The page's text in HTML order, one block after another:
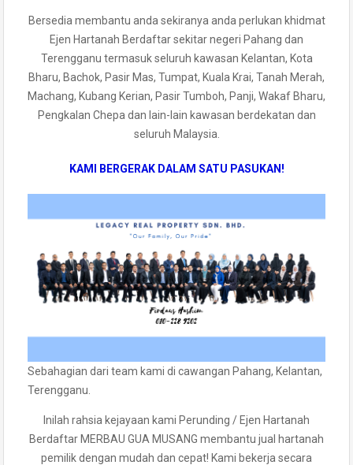
Bersedia membantu anda sekiranya anda perlukan khidmat
Ejen Hartanah Berdaftar sekitar negeri Pahang dan
Terengganu termasuk seluruh kawasan Kelantan, Kota
Bharu, Bachok, Pasir Mas, Tumpat, Kuala Krai, Tanah Merah,
Machang, Kubang Kerian, Pasir Tumboh, Panji, Wakaf Bharu,
Pengkalan Chepa dan lain-lain kawasan berdekatan dan
seluruh Malaysia.
KAMI BERGERAK DALAM SATU PASUKAN!
Sebahagian dari team kami di cawangan Pahang, Kelantan,
Terengganu.
Inilah rahsia kejayaan kami Perunding / Ejen Hartanah
Berdaftar MERBAU GUA MUSANG membantu jual hartanah
pemilik dengan mudah dan cepat! Kami bekerja secara